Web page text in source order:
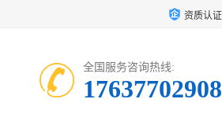
资质认证
全国服务咨询热线:
17637702908